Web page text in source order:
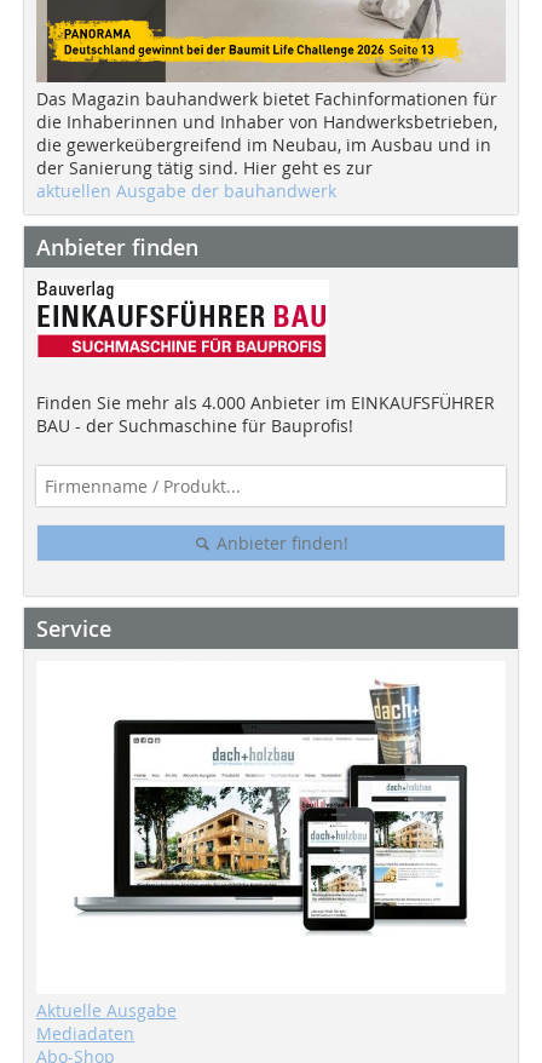
Das Magazin bauhandwerk bietet Fachinformationen für
die Inhaberinnen und Inhaber von Handwerksbetrieben,
die gewerkeübergreifend im Neubau, im Ausbau und in
der Sanierung tätig sind. Hier geht es zur
aktuellen Ausgabe der bauhandwerk
Anbieter finden
Finden Sie mehr als 4.000 Anbieter im EINKAUFSFÜHRER
BAU - der Suchmaschine für Bauprofis!
Anbieter finden!
Service
Aktuelle Ausgabe
Mediadaten
Abo-Shop